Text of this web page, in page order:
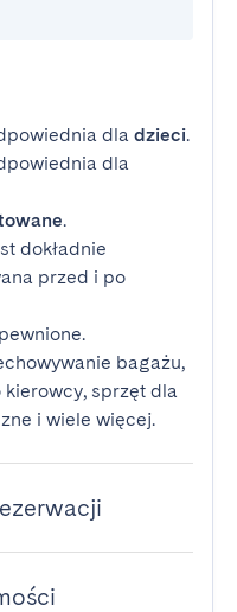
dla dzieci.
dla
.
dokładnie
przed i po
bagażu,
sprzęt dla
i wiele więcej.